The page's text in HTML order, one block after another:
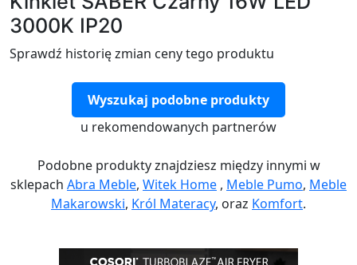
3000K IP20
Sprawdź historię zmian ceny tego produktu
Wyszukaj podobne produkty
u rekomendowanych partnerów
Podobne produkty znajdziesz między innymi w
sklepach Abra Meble, Witek Home , Meble Pumo, Meble
Makarowski, Król Materacy, oraz Komfort.